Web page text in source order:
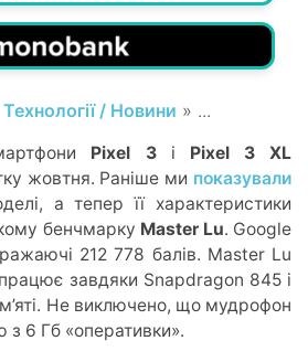
Технології / Новини » ...
Pixel 3і Pixel 3 XL
жовтня. Раніше ми показували
а тепер її характеристики
бенчмарку Master Lu. Google
212 778 балів. Master Lu
завдяки Snapdragon 845 і
Не виключено, що мудрофон
6 Гб «оперативки».